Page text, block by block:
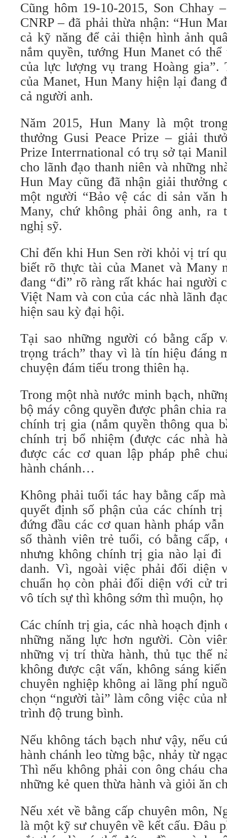
Cũng hôm 19-10-2015, Son Chhay
CNRP – đã phải thừa nhận: “Hun
cả kỹ năng để cải thiện hình ảnh
nắm quyền, tướng Hun Manet có
của lực lượng vụ trang Hoàng gia”.
của Manet, Hun Many hiện lại đang
cả người anh.
Năm 2015, Hun Many là một
thưởng Gusi Peace Prize – giải
Prize Interrnational có trụ sở tại
cho lãnh đạo thanh niên và những
Hun May cũng đã nhận giải thưởng
một người “Bảo vệ các di sản văn
Many, chứ không phải ông anh, ra
nghị sỹ.
Chỉ đến khi Hun Sen rời khỏi vị trí
biết rõ thực tài của Manet và Many
đang “đi” rõ ràng rất khác hai người
Việt Nam và con của các nhà lãnh
hiện sau kỳ đại hội.
Tại sao những người có bằng cấp
trọng trách” thay vì là tín hiệu đáng
chuyện đám tiếu trong thiên hạ.
Trong một nhà nước minh bạch,
bộ máy công quyền được phân chia
chính trị gia (nắm quyền thông qua
chính trị bổ nhiệm (được các nhà
được các cơ quan lập pháp phê
hành chánh…
Không phải tuổi tác hay bằng cấp
quyết định số phận của các chính
đứng đầu các cơ quan hành pháp
số thành viên trẻ tuổi, có bằng cấp,
nhưng không chính trị gia nào lại đi
danh. Vì, ngoài việc phải đối diện
chuẩn họ còn phải đối diện với cử
vô tích sự thì không sớm thì muộn,
Các chính trị gia, các nhà hoạch định
những năng lực hơn người. Còn
những vị trí thừa hành, thủ tục thế
không được cật vấn, không sáng
chuyên nghiệp không ai lãng phí
chọn “người tài” làm công việc của
trình độ trung bình.
Nếu không tách bạch như vậy, nếu
hành chánh leo từng bậc, nhảy từ
Thì nếu không phải con ông cháu
những kẻ quen thừa hành và giỏi ăn
Nếu xét về bằng cấp chuyên môn,
là một kỹ sư chuyên về kết cấu. Đâu